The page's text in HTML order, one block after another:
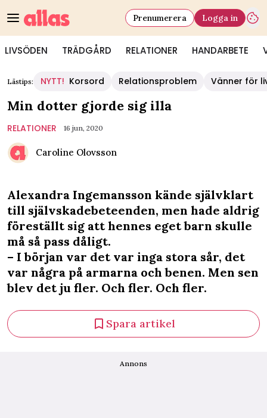
LIVSÖDEN TRÄDGÅRD RELATIONER HANDARBETE
Prenumerera Logga in
Lästips: NYTT! Korsord Relationsproblem Vänner för
Min dotter gjorde sig illa
RELATIONER 16 jun, 2020
Caroline Olovsson
Alexandra Ingemansson kände självklart
till självskadebeteenden, men hade aldrig
föreställt sig att hennes eget barn skulle
må så pass dåligt.
– I början var det var inga stora sår, det
var några på armarna och benen. Men sen
blev det ju fler. Och fler. Och fler.
Spara artikel
Annons